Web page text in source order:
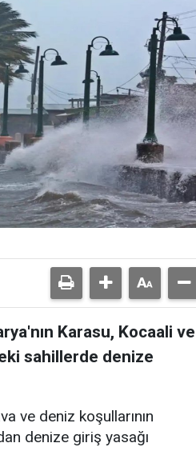
Karasu, Kocaali ve
sahillerde denize
ve deniz koşullarının
denize giriş yasağı